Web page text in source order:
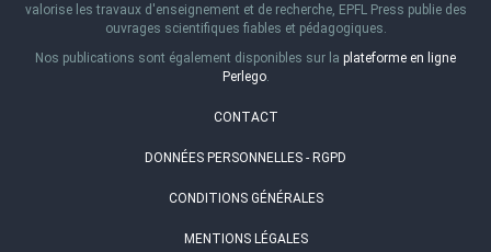
valorise les travaux d'enseignement et de recherche, EPFL Press publie des
ouvrages scientifiques fiables et pédagogiques.
Nos publications sont également disponibles sur la plateforme en ligne
Perlego.
CONTACT
DONNÉES PERSONNELLES - RGPD
CONDITIONS GÉNÉRALES
MENTIONS LÉGALES